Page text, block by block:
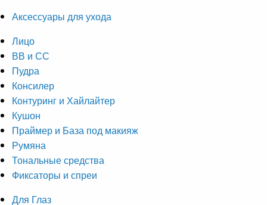
Аксессуары для ухода
Лицо
ВВ и СС
Пудра
Консилер
Контуринг и Хайлайтер
Кушон
Праймер и База под макияж
Румяна
Тональные средства
Фиксаторы и спреи
Для Глаз